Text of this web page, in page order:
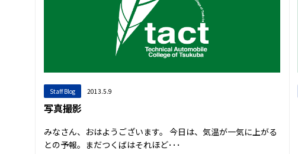
Staff Blog 2013.5.9
写真撮影
みなさん、おはようございます。 今日は、気温が一気に上がる
との予報。まだつくばはそれほど･･･